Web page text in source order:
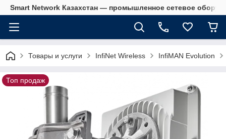
Smart Network Казахстан — промышленное сетевое
Товары и услуги InfiNet Wireless InfiMAN Evolution
Топ продаж